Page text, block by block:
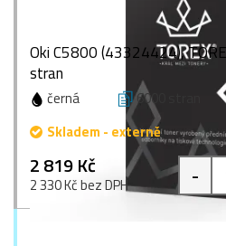
Oki C5800 (43324424),
stran
černá 6000 stran
Skladem - externě
2 819 Kč
2 330 Kč bez DPH -